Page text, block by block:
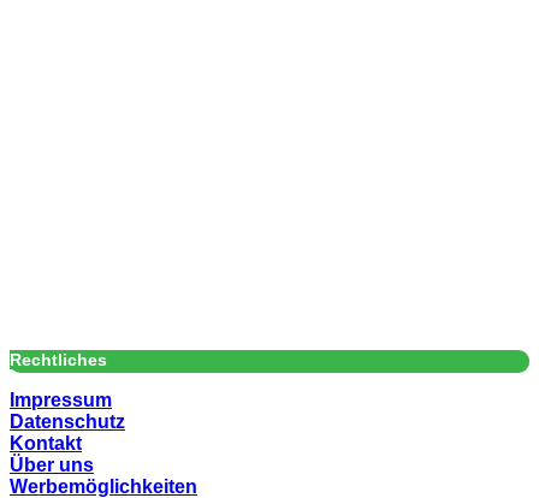
Rechtliches
Impressum
Datenschutz
Kontakt
Über uns
Werbemöglichkeiten